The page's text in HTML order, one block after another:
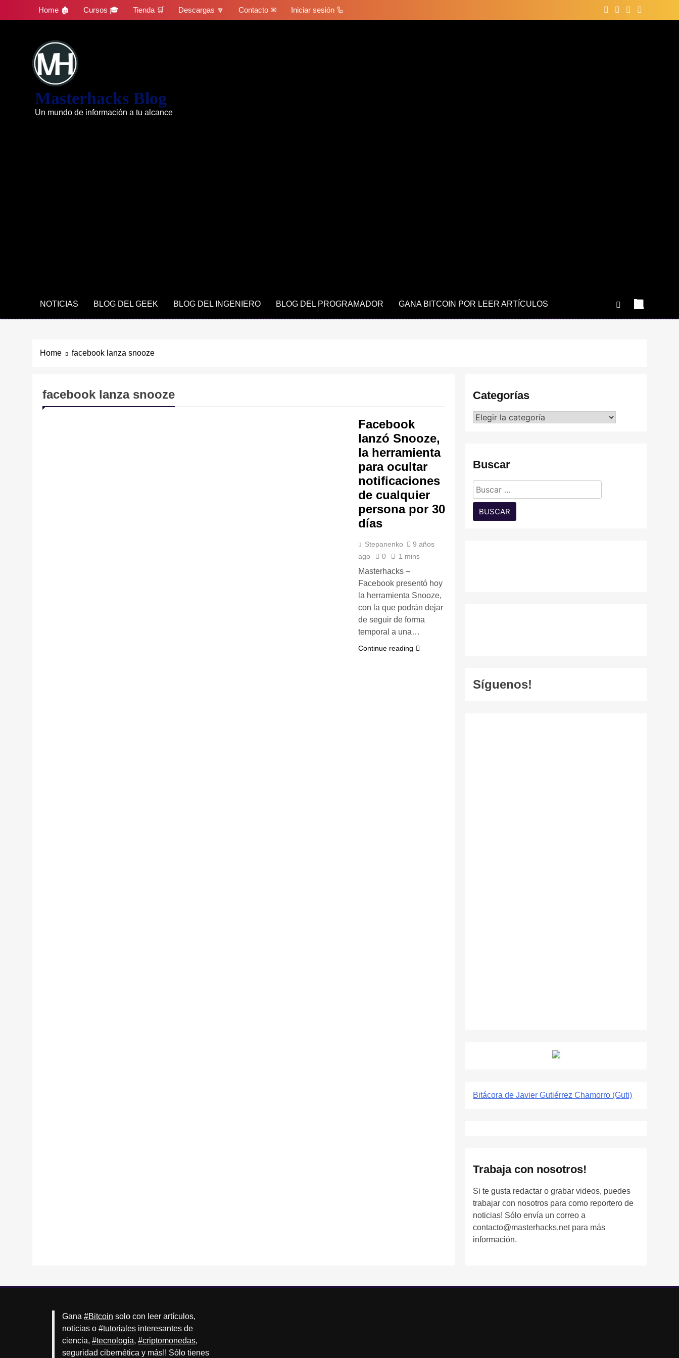
Home 🏚 Cursos 🎓 Tienda 🛒 Descargas 🔽 Contacto ✉ Iniciar sesión 🦾
Masterhacks Blog
Un mundo de información a tu alcance
NOTICIAS BLOG DEL GEEK BLOG DEL INGENIERO BLOG DEL PROGRAMADOR GANA BITCOIN POR LEER ARTÍCULOS
Home facebook lanza snooze
facebook lanza snooze
Facebook
lanzó Snooze,
la herramienta
para ocultar
notificaciones
de cualquier
persona por 30
días
Stepanenko
9 años
ago
0 1 mins
Masterhacks –
Facebook presentó hoy
la herramienta Snooze,
con la que podrán dejar
de seguir de forma
temporal a una…
Continue reading
Categorías
Categorías
Buscar
Buscar:
Síguenos!
Bitácora de Javier Gutiérrez Chamorro (Guti)
Trabaja con nosotros!
Si te gusta redactar o grabar videos, puedes
trabajar con nosotros para como reportero de
noticias! Sólo envía un correo a
contacto@masterhacks.net para más
información.
Gana #Bitcoin solo con leer artículos,
noticias o #tutoriales interesantes de
ciencia, #tecnología, #criptomonedas,
seguridad cibernética y más!! Sólo tienes